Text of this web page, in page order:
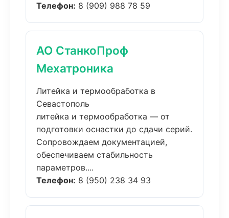
Телефон: 8 (909) 988 78 59
АО СтанкоПроф
Мехатроника
Литейка и термообработка в
Севастополь
литейка и термообработка — от
подготовки оснастки до сдачи серий.
Сопровождаем документацией,
обеспечиваем стабильность
параметров....
Телефон: 8 (950) 238 34 93